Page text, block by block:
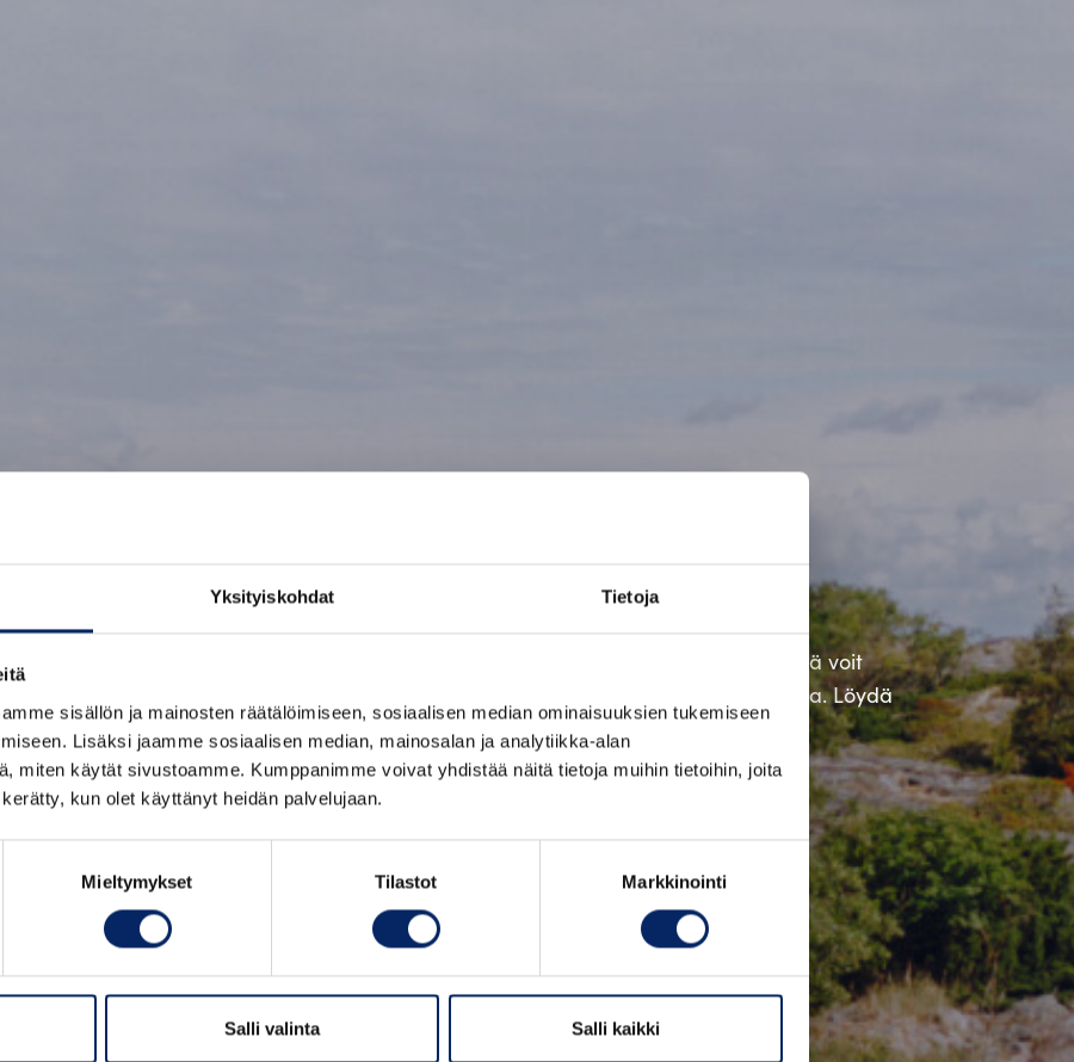
Yksityiskohdat Tietoja
sisällön ja mainosten räätälöimiseen, sosiaalisen median ominaisuuksien tukemiseen
Lisäksi jaamme sosiaalisen median, mainosalan ja analytiikka-alan
miten käytät sivustoamme. Kumppanimme voivat yhdistää näitä tietoja muihin tietoihin, joita
kun olet käyttänyt heidän palvelujaan.
Mieltymykset Tilastot Markkinointi
Salli valinta Salli kaikki
ainutlaatuisin
saaristo
tekevät Paraisten saaristosta paikan, jolle ei löydy vertaista. Täällä voit
aktiivisista seikkailuista ja saariston raaka-aineista syntyneestä ruokakulttuurista. Löydä
oma suosikkisi – jokainen saari kertoo omaa tarinaansa.
Tutustu saariin